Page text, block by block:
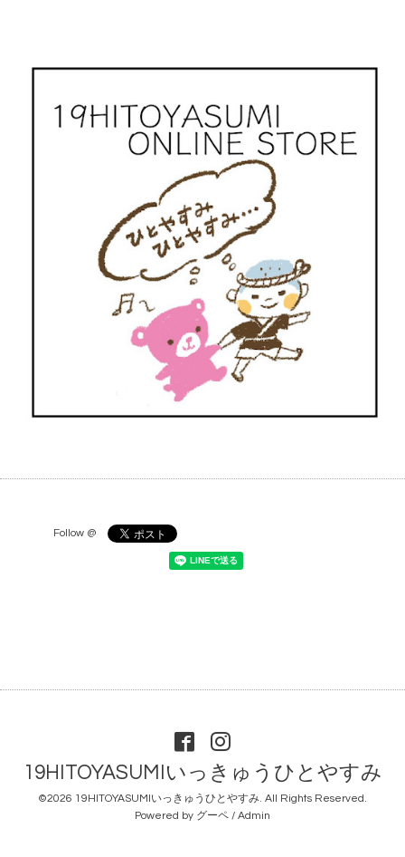
Follow @
19HITOYASUMIいっきゅうひとやすみ
©2026 19HITOYASUMIいっきゅうひとやすみ. All Rights Reserved.
Powered by グーペ / Admin